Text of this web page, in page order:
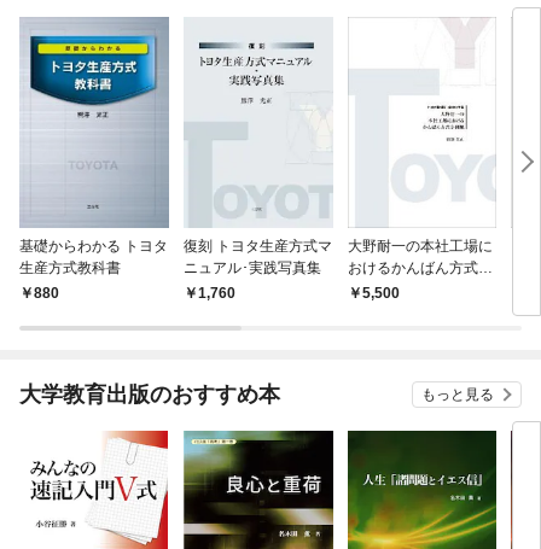
基礎からわかる トヨタ
生産方式教科書
880
復刻 トヨタ生産方式マ
ニュアル･実践写真集
1,760
大野耐一の本社工場に
おけるかんばん方式事
例集5,500
大学教育出版のおすすめ本 もっと見る